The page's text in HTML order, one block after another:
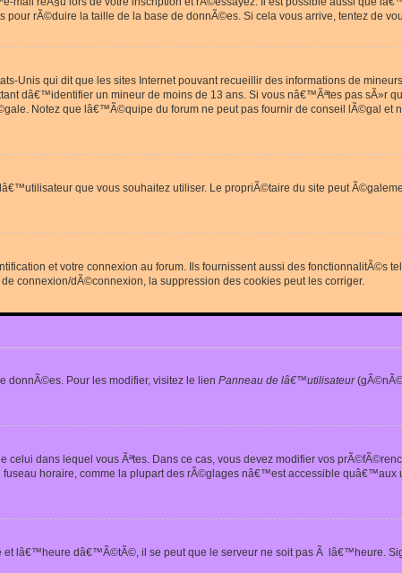
rÃ©duire la taille de la base de donnÃ©es. Si cela vous arrive, tentez de
Unis qui dit que les sites Internet pouvant recueillir des informations de
dâ€™identifier un mineur de moins de 13 ans. Si vous nâ€™Ãªtes pas sÃ»r
Notez que lâ€™Ã©quipe du forum ne peut pas fournir de conseil lÃ©gal et
que vous souhaitez utiliser. Le propriÃ©taire du site peut
et votre connexion au forum. Ils fournissent aussi des fonctionnalitÃ©s
connexion/dÃ©connexion, la suppression des cookies peut les corriger.
donnÃ©es. Pour les modifier, visitez le lien Panneau de lâ€™utilisateur
dans lequel vous Ãªtes. Dans ce cas, vous devez modifier vos
horaire, comme la plupart des rÃ©glages nâ€™est accessible
et lâ€™heure dâ€™Ã©tÃ©, il se peut que le serveur ne soit pas Ã lâ€™heure.